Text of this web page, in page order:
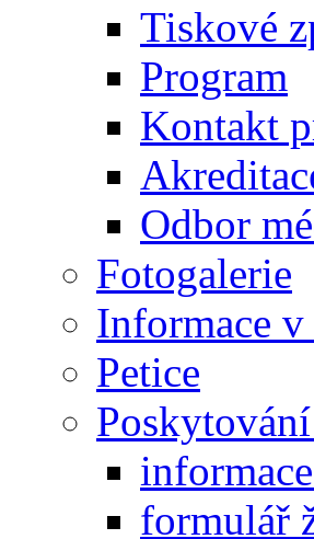
Tiskové
Program
Kontakt
Odbor
Fotogalerie
Informace v
Petice
formulář